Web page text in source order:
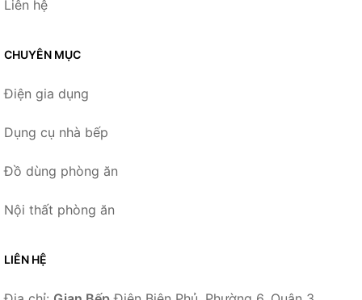
Liên hệ
CHUYÊN MỤC
Điện gia dụng
Dụng cụ nhà bếp
Đồ dùng phòng ăn
Nội thất phòng ăn
LIÊN HỆ